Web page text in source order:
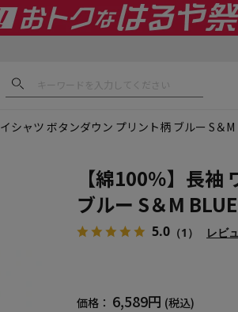
シャツ ボタンダウン プリント柄 ブルー S＆
【綿100％】長
ブルー S＆M
5.0 （1） レビ
価格： 6,589円 (税込)